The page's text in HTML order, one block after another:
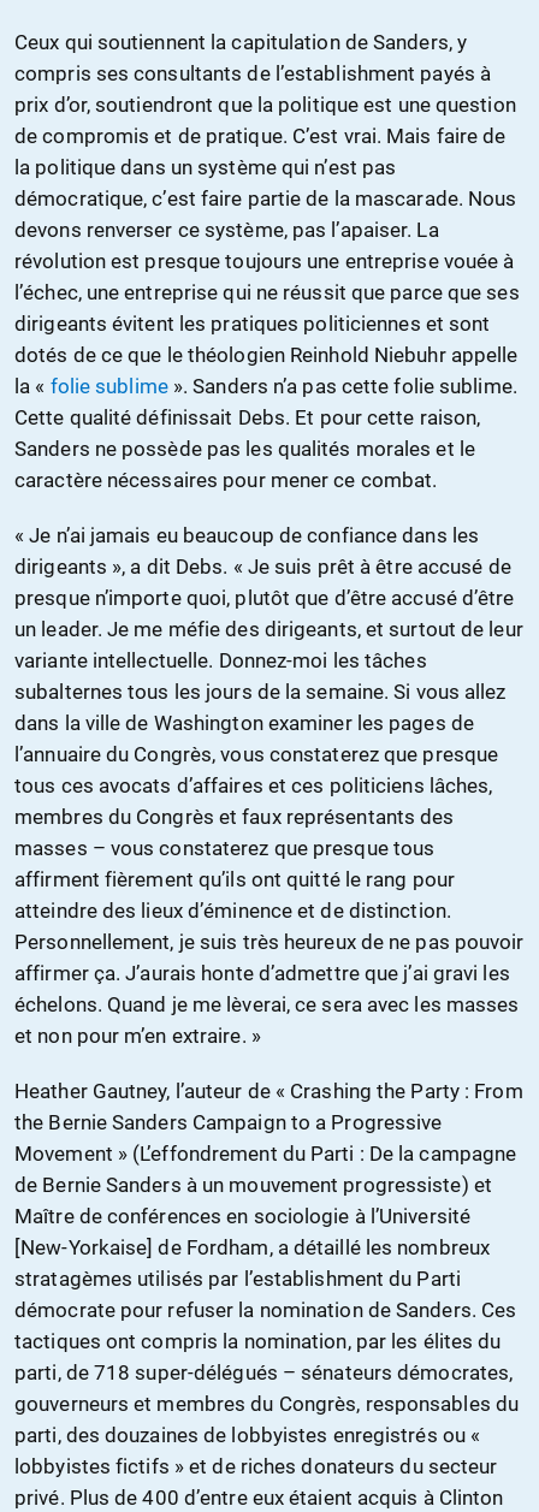
Ceux qui soutiennent la capitulation de Sanders, y
compris ses consultants de l’establishment payés à
prix d’or, soutiendront que la politique est une question
de compromis et de pratique. C’est vrai. Mais faire de
la politique dans un système qui n’est pas
démocratique, c’est faire partie de la mascarade. Nous
devons renverser ce système, pas l’apaiser. La
révolution est presque toujours une entreprise vouée à
l’échec, une entreprise qui ne réussit que parce que ses
dirigeants évitent les pratiques politiciennes et sont
dotés de ce que le théologien Reinhold Niebuhr appelle
la « folie sublime». Sanders n’a pas cette folie sublime.
Cette qualité définissait Debs. Et pour cette raison,
Sanders ne possède pas les qualités morales et le
caractère nécessaires pour mener ce combat.
« Je n’ai jamais eu beaucoup de confiance dans les
dirigeants », a dit Debs. « Je suis prêt à être accusé de
presque n’importe quoi, plutôt que d’être accusé d’être
un leader. Je me méfie des dirigeants, et surtout de leur
variante intellectuelle. Donnez-moi les tâches
subalternes tous les jours de la semaine. Si vous allez
dans la ville de Washington examiner les pages de
l’annuaire du Congrès, vous constaterez que presque
tous ces avocats d’affaires et ces politiciens lâches,
membres du Congrès et faux représentants des
masses – vous constaterez que presque tous
affirment fièrement qu’ils ont quitté le rang pour
atteindre des lieux d’éminence et de distinction.
Personnellement, je suis très heureux de ne pas pouvoir
affirmer ça. J’aurais honte d’admettre que j’ai gravi les
échelons. Quand je me lèverai, ce sera avec les masses
et non pour m’en extraire. »
Heather Gautney, l’auteur de « Crashing the Party : From
the Bernie Sanders Campaign to a Progressive
Movement » (L’effondrement du Parti : De la campagne
de Bernie Sanders à un mouvement progressiste) et
Maître de conférences en sociologie à l’Université
[New-Yorkaise] de Fordham, a détaillé les nombreux
stratagèmes utilisés par l’establishment du Parti
démocrate pour refuser la nomination de Sanders. Ces
tactiques ont compris la nomination, par les élites du
parti, de 718 super-délégués – sénateurs démocrates,
gouverneurs et membres du Congrès, responsables du
parti, des douzaines de lobbyistes enregistrés ou «
lobbyistes fictifs » et de riches donateurs du secteur
privé. Plus de 400 d’entre eux étaient acquis à Clinton